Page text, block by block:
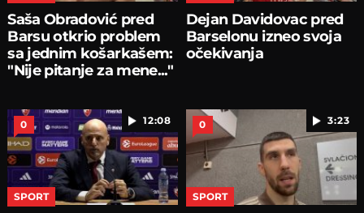
Saša Obradović pred
Barsu otkrio problem
sa jednim košarkašem:
"Nije pitanje za mene..."
Dejan Davidovac pred
Barselonu izneo svoja
očekivanja
12:08
0
SPORT
3:23
0
SPORT